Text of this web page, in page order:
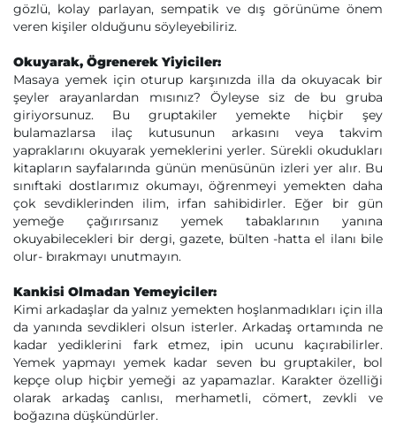
gözlü, kolay parlayan, sempatik ve dış görünüme önem
veren kişiler olduğunu söyleyebiliriz.
Okuyarak, Ögrenerek Yiyiciler:
Masaya yemek için oturup karşınızda illa da okuyacak bir
şeyler arayanlardan mısınız? Öyleyse siz de bu gruba
giriyorsunuz. Bu gruptakiler yemekte hiçbir şey
bulamazlarsa ilaç kutusunun arkasını veya takvim
yapraklarını okuyarak yemeklerini yerler. Sürekli okudukları
kitapların sayfalarında günün menüsünün izleri yer alır. Bu
sınıftaki dostlarımız okumayı, öğrenmeyi yemekten daha
çok sevdiklerinden ilim, irfan sahibidirler. Eğer bir gün
yemeğe çağırırsanız yemek tabaklarının yanına
okuyabilecekleri bir dergi, gazete, bülten -hatta el ilanı bile
olur- bırakmayı unutmayın.
Kankisi Olmadan Yemeyiciler:
Kimi arkadaşlar da yalnız yemekten hoşlanmadıkları için illa
da yanında sevdikleri olsun isterler. Arkadaş ortamında ne
kadar yediklerini fark etmez, ipin ucunu kaçırabilirler.
Yemek yapmayı yemek kadar seven bu gruptakiler, bol
kepçe olup hiçbir yemeği az yapamazlar. Karakter özelliği
olarak arkadaş canlısı, merhametli, cömert, zevkli ve
boğazına düşkündürler.